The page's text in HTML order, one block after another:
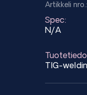
Artikkeli
Spec:
N/A
TIG-